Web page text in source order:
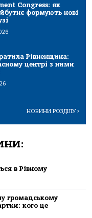
Congress: як
формують нові
Рівненщина:
центрі з ними
НОВИНИ РОЗДІЛУ>
в Рівному
громадському
кого це